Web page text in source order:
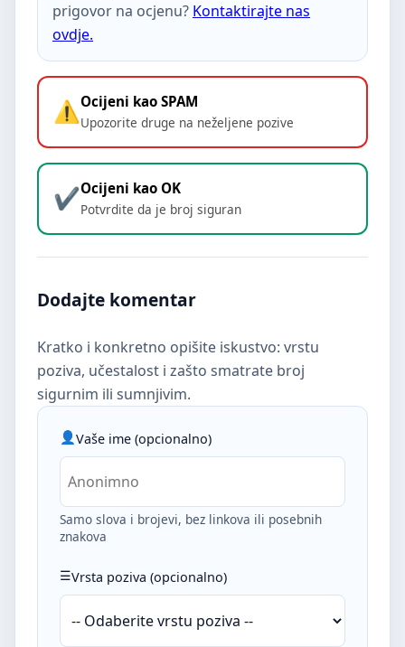
prigovor na ocjenu? Kontaktirajte nas
ovdje.
Ocijeni kao SPAM
Upozorite druge na neželjene pozive
Ocijeni kao OK
Potvrdite da je broj siguran
Dodajte komentar
Kratko i konkretno opišite iskustvo: vrstu
poziva, učestalost i zašto smatrate broj
sigurnim ili sumnjivim.
Vaše ime (opcionalno)
Samo slova i brojevi, bez linkova ili posebnih
znakova
Vrsta poziva (opcionalno)